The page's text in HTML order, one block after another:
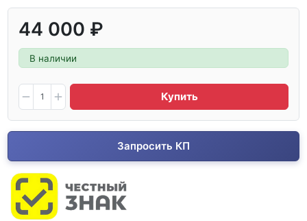
44 000 ₽
В наличии
Купить
Запросить КП